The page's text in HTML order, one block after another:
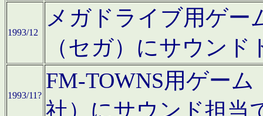
1993/12
メガドライブ用ゲー
（セガ）にサウン
1993/11?
FM-TOWNS用ゲー
社）にサウンド担当